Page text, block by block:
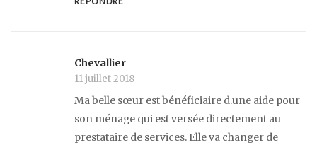
Chevallier
11 juillet 2018
Ma belle sœur est bénéficiaire d.une aide pour
son ménage qui est versée directement au
prestataire de services. Elle va changer de